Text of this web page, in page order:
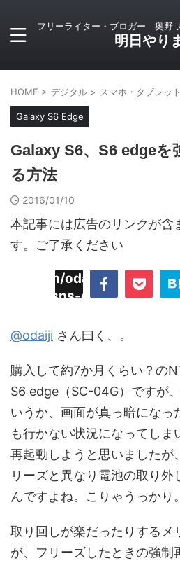
フリーライター・ブロガー 奥野
明日やり
HOME > デジタル > スマホ・タブレット
Galaxy S6 Edge
Galaxy S6、S6 edgeを
る方法
2016/01/10
本記事には広告のリンクが含
す。ご了承ください
odaiji.com/
sns-count-cache/
@odaiji さん曰く、。
購入して約7か月くらい？の
S6 edge（SC-04G）ですが
いうか、画面が真っ暗になっ
も行かない状況になってしま
再起動しようと思いましたが
リーズと異なり電池の取り外
んですよね。こりゃうっかり。
取り回しが楽だったりするメ
が、フリーズしたときの強制